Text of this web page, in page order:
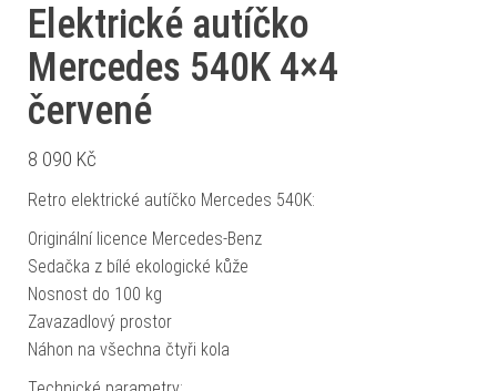
Elektrické autíčko
Mercedes 540K 4×4
červené
8 090 Kč
Retro elektrické autíčko Mercedes 540K:
Originální licence Mercedes-Benz
Sedačka z bílé ekologické kůže
Nosnost do 100 kg
Zavazadlový prostor
Náhon na všechna čtyři kola